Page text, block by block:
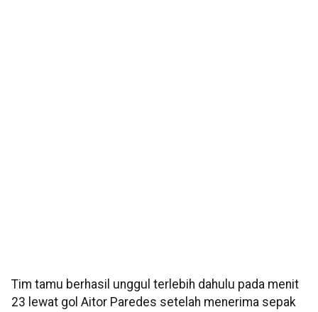
Tim tamu berhasil unggul terlebih dahulu pada menit
23 lewat gol Aitor Paredes setelah menerima sepak